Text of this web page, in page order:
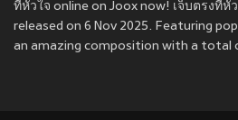
ที่หัวใจ online on Joox now! เจ็บตรงที่หั
released on 6 Nov 2025. Featuring
an amazing composition with a total